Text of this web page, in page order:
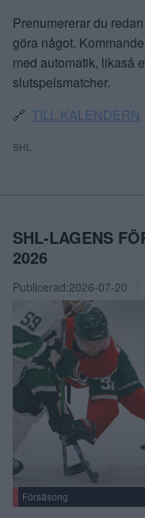
Prenumererar du
göra något.
med automatik, likaså
slutspelsmatcher.
🔗 TILL KALENDERN
SHL
SHL-LAGENS
2026
Publicerad:2026-07-20
Försäsong